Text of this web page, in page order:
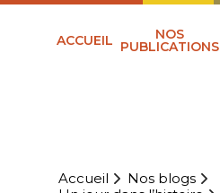
ACCUEIL NOS
PUBLICATIONS
Accueil
Nos blogs